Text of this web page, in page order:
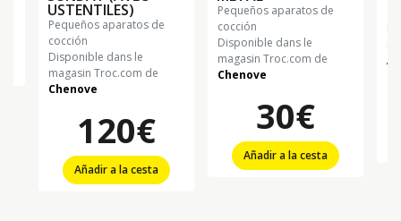
USTENTILES)
pequeños aparatos de
cocción
Disponible dans le
magasin Troc.com de
Chenove
120€
Añadir a la cesta
pequeños aparatos de
cocción
Disponible dans le
magasin Troc.com de
Chenove
30€
Añadir a la cesta